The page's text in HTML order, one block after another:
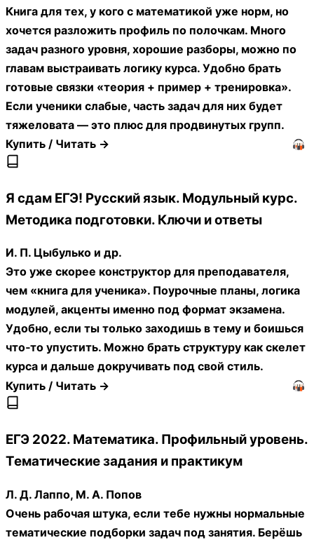
Книга для тех, у кого с математикой уже норм, но
хочется разложить профиль по полочкам. Много
задач разного уровня, хорошие разборы, можно по
главам выстраивать логику курса. Удобно брать
готовые связки «теория + пример + тренировка».
Если ученики слабые, часть задач для них будет
тяжеловата — это плюс для продвинутых групп.
Купить / Читать →
Я сдам ЕГЭ! Русский язык. Модульный курс.
Методика подготовки. Ключи и ответы
И. П. Цыбулько и др.
Это уже скорее конструктор для преподавателя,
чем «книга для ученика». Поурочные планы, логика
модулей, акценты именно под формат экзамена.
Удобно, если ты только заходишь в тему и боишься
что‑то упустить. Можно брать структуру как скелет
курса и дальше докручивать под свой стиль.
Купить / Читать →
ЕГЭ 2022. Математика. Профильный уровень.
Тематические задания и практикум
Л. Д. Лаппо, М. А. Попов
Очень рабочая штука, если тебе нужны нормальные
тематические подборки задач под занятия. Берёшь